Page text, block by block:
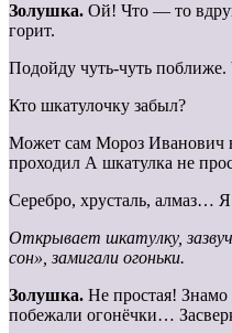
Золушка. Ой! Что — то
горит.
Подойду чуть-чуть
Кто шкатулочку забыл?
Может сам Мороз Иванович
проходил А шкатулка не
Серебро, хрусталь, алмаз…
Открывает шкатулку,
сон», замигали огоньки.
Золушка. Не простая! Знамо
побежали огонёчки…